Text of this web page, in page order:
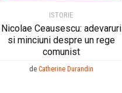
ISTORIE
Nicolae Ceausescu: adevaruri
si minciuni despre un rege
comunist
de Catherine Durandin